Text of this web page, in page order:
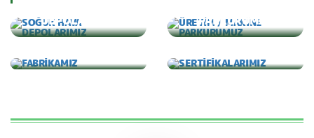
DEPOLARIMIZ
PARKURUMUZ